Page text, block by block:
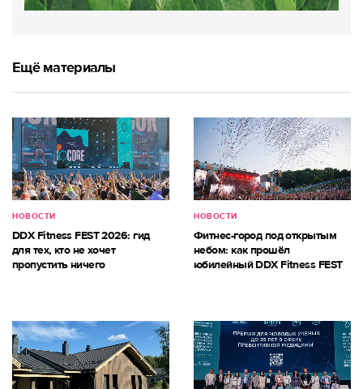
Ещё материалы
НОВОСТИ
DDX Fitness FEST 2026: гид
для тех, кто не хочет
пропустить ничего
НОВОСТИ
Фитнес-город под открытым
небом: как прошёл
юбилейный DDX Fitness FEST